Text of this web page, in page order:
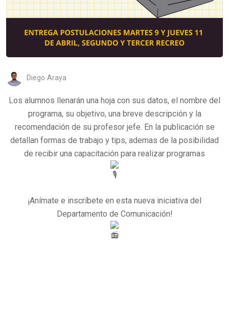
Diego Araya
Los alumnos llenarán una hoja con sus datos, el nombre del
programa, su objetivo, una breve descripción y la
recomendación de su profesor jefe. En la publicación se
detallan formas de trabajo y tips, ademas de la posibilidad
de recibir una capacitación para realizar programas
¡Anímate e inscríbete en esta nueva iniciativa del
Departamento de Comunicación!